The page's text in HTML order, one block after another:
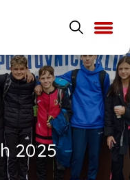
2025